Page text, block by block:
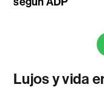
Lujos y vida